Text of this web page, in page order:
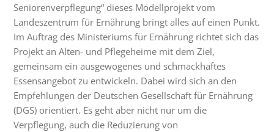
Seniorenverpflegung“ dieses Modellprojekt vom
Landeszentrum für Ernährung bringt alles auf einen Punkt.
Im Auftrag des Ministeriums für Ernährung richtet sich das
Projekt an Alten- und Pflegeheime mit dem Ziel,
gemeinsam ein ausgewogenes und schmackhaftes
Essensangebot zu entwickeln. Dabei wird sich an den
Empfehlungen der Deutschen Gesellschaft für Ernährung
(DGS) orientiert. Es geht aber nicht nur um die
Verpflegung, auch die Reduzierung von